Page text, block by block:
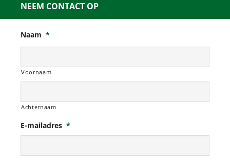
NEEM CONTACT OP
Naam *
Voornaam
Achternaam
E-mailadres *